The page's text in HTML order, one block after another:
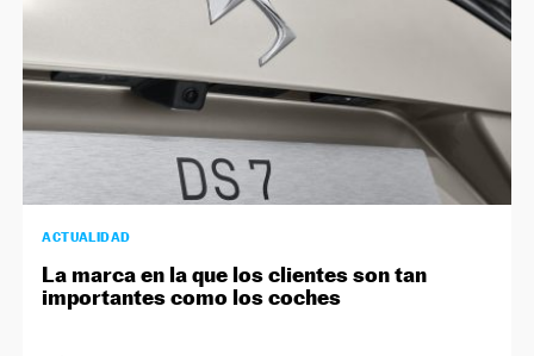
ACTUALIDAD
La marca en la que los clientes son tan
importantes como los coches